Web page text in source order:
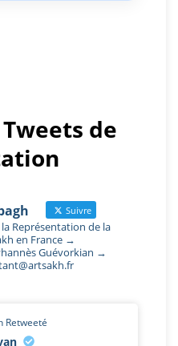
de
Suivre
Représentation de la
en France →
Guévorkian →
Retweeté